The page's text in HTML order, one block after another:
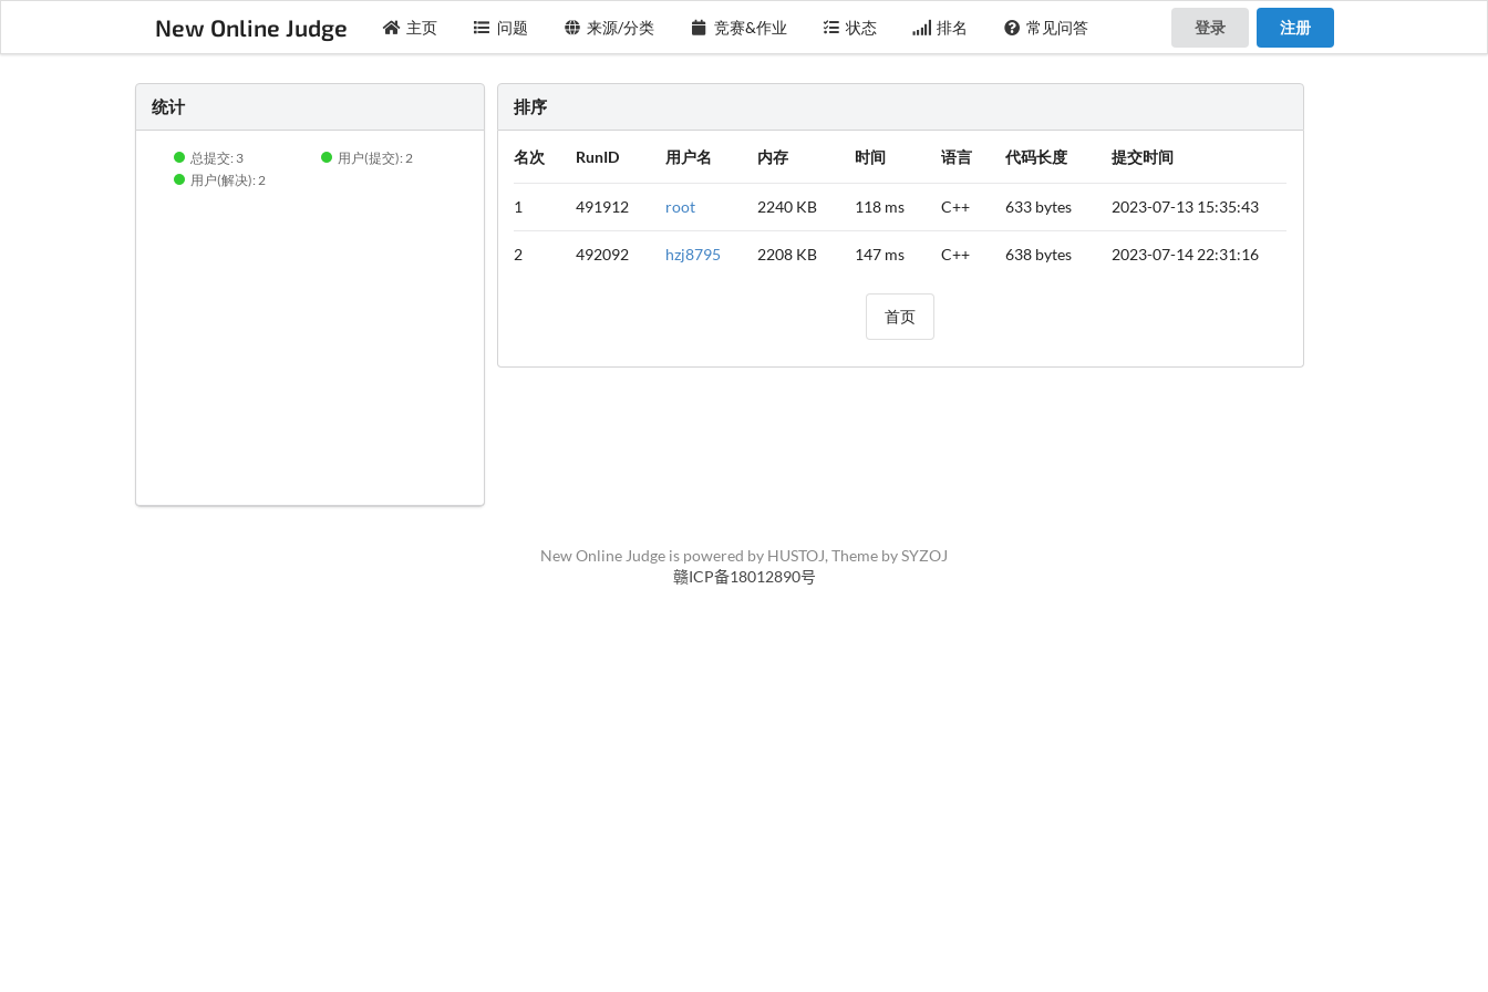
New Online Judge 主页 问题 来源/分类 竞赛&作业 状态 排名 常见问答 登录 注册
统计
总提交: 3
用户(提交): 2
用户(解决): 2
排序
名次 RunID 用户名 内存 时间 语言 代码长度 提交时间
1 491912 root 2240 KB 118 ms C++ 633 bytes 2023-07-13 15:35:43
2 492092 hzj8795 2208 KB 147 ms C++ 638 bytes 2023-07-14 22:31:16
首页
New Online Judge is powered by HUSTOJ, Theme bySYZOJ
赣ICP备18012890号